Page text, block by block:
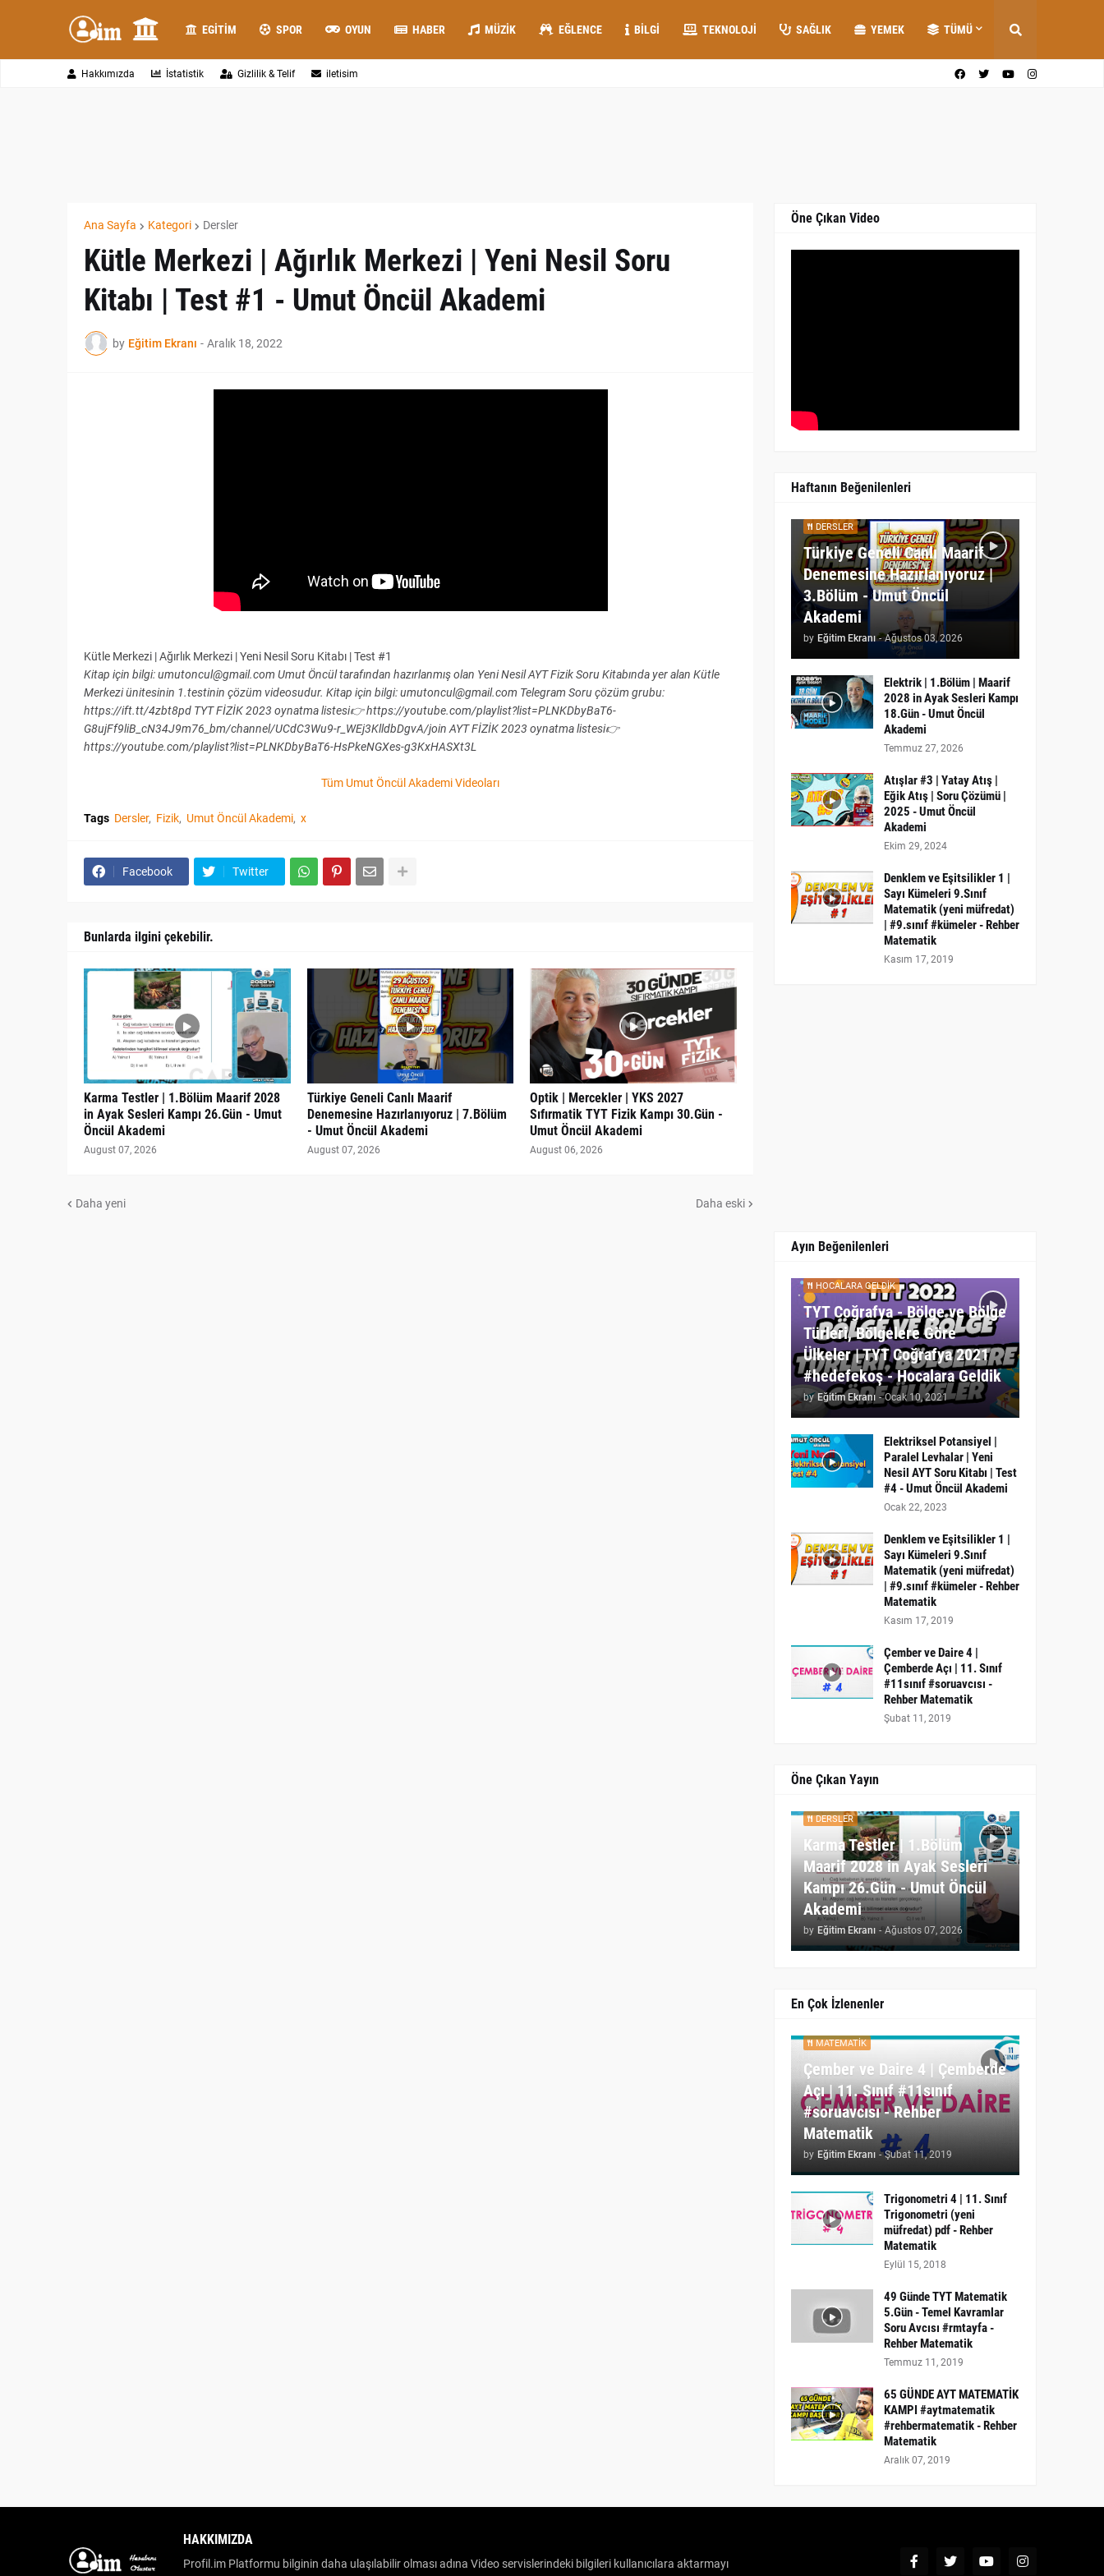
EGITIM SPOR OYUN HABER MÜZIK EĞLENCE BILGI TEKNOLOJI SAĞLIK YEMEK TÜMÜ
Hakkımızda İstatistik Gizlilik & Telif iletisim
Ana Sayfa Kategori Dersler
Kütle Merkezi | Ağırlık Merkezi | Yeni Nesil Soru
Kitabı | Test #1 - Umut Öncül Akademi
by Eğitim Ekranı - Aralık 18, 2022
Kütle Merkezi | Ağırlık Merkezi | Yeni Nesil Soru Kitabı | Test #1
Kitap için bilgi: umutoncul@gmail.com Umut Öncül tarafından hazırlanmış olan Yeni Nesil AYT Fizik Soru Kitabında yer alan Kütle
Merkezi ünitesinin 1.testinin çözüm videosudur. Kitap için bilgi: umutoncul@gmail.com Telegram Soru çözüm grubu:
https://ift.tt/4zbt8pd TYT FİZİK 2023 oynatma listesi👉 https://youtube.com/playlist?list=PLNKDbyBaT6-
G8ujFf9liB_cN34J9m76_bm/channel/UCdC3Wu9-r_WEj3KlldbDgvA/join AYT FİZİK 2023 oynatma listesi👉
https://youtube.com/playlist?list=PLNKDbyBaT6-HsPkeNGXes-g3KxHASXt3L
Tüm Umut Öncül Akademi Videoları
Tags Dersler Fizik Umut Öncül Akademi x
Facebook Twitter
Bunlarda ilgini çekebilir.
Karma Testler | 1.Bölüm Maarif 2028
in Ayak Sesleri Kampı 26.Gün - Umut
Öncül Akademi
August 07, 2026
Türkiye Geneli Canlı Maarif
Denemesine Hazırlanıyoruz | 7.Bölüm
- Umut Öncül Akademi
August 07, 2026
Optik | Mercekler | YKS 2027
Sıfırmatik TYT Fizik Kampı 30.Gün -
Umut Öncül Akademi
August 06, 2026
Daha yeni Daha eski
Öne Çıkan Video
Haftanın Beğenilenleri
DERSLER
Türkiye Geneli Canlı Maarif
Denemesine Hazırlanıyoruz |
3.Bölüm - Umut Öncül
Akademi
by Eğitim Ekranı - Ağustos 03, 2026
Elektrik | 1.Bölüm | Maarif
2028 in Ayak Sesleri Kampı
18.Gün - Umut Öncül
Akademi
Temmuz 27, 2026
Atışlar #3 | Yatay Atış |
Eğik Atış | Soru Çözümü |
2025 - Umut Öncül
Akademi
Ekim 29, 2024
Denklem ve Eşitsilikler 1 |
Sayı Kümeleri 9.Sınıf
Matematik (yeni müfredat)
| #9.sınıf #kümeler - Rehber
Matematik
Kasım 17, 2019
Ayın Beğenilenleri
HOCALARA GELDIK
TYT Coğrafya - Bölge ve Bölge
Türleri, Bölgelere Göre
Ülkeler | TYT Coğrafya 2021
#hedefekoş - Hocalara Geldik
by Eğitim Ekranı - Ocak 10, 2021
Elektriksel Potansiyel |
Paralel Levhalar | Yeni
Nesil AYT Soru Kitabı | Test
#4 - Umut Öncül Akademi
Ocak 22, 2023
Denklem ve Eşitsilikler 1 |
Sayı Kümeleri 9.Sınıf
Matematik (yeni müfredat)
| #9.sınıf #kümeler - Rehber
Matematik
Kasım 17, 2019
Çember ve Daire 4 |
Çemberde Açı | 11. Sınıf
#11sınıf #soruavcısı -
Rehber Matematik
Şubat 11, 2019
Öne Çıkan Yayın
DERSLER
Karma Testler | 1.Bölüm
Maarif 2028 in Ayak Sesleri
Kampı 26.Gün - Umut Öncül
Akademi
by Eğitim Ekranı - Ağustos 07, 2026
En Çok İzlenenler
MATEMATIK
Çember ve Daire 4 | Çemberde
Açı | 11. Sınıf #11sınıf
#soruavcısı - Rehber
Matematik
by Eğitim Ekranı - Şubat 11, 2019
Trigonometri 4 | 11. Sınıf
Trigonometri (yeni
müfredat) pdf - Rehber
Matematik
Eylül 15, 2018
49 Günde TYT Matematik
5.Gün - Temel Kavramlar
Soru Avcısı #rmtayfa -
Rehber Matematik
Temmuz 11, 2019
65 GÜNDE AYT MATEMATİK
KAMPI #aytmatematik
#rehbermatematik - Rehber
Matematik
Aralık 07, 2019
HAKKIMIZDA
Profil.im Platformu bilginin daha ulaşılabilir olması adına Video servislerindeki bilgileri kullanıcılara aktarmayı